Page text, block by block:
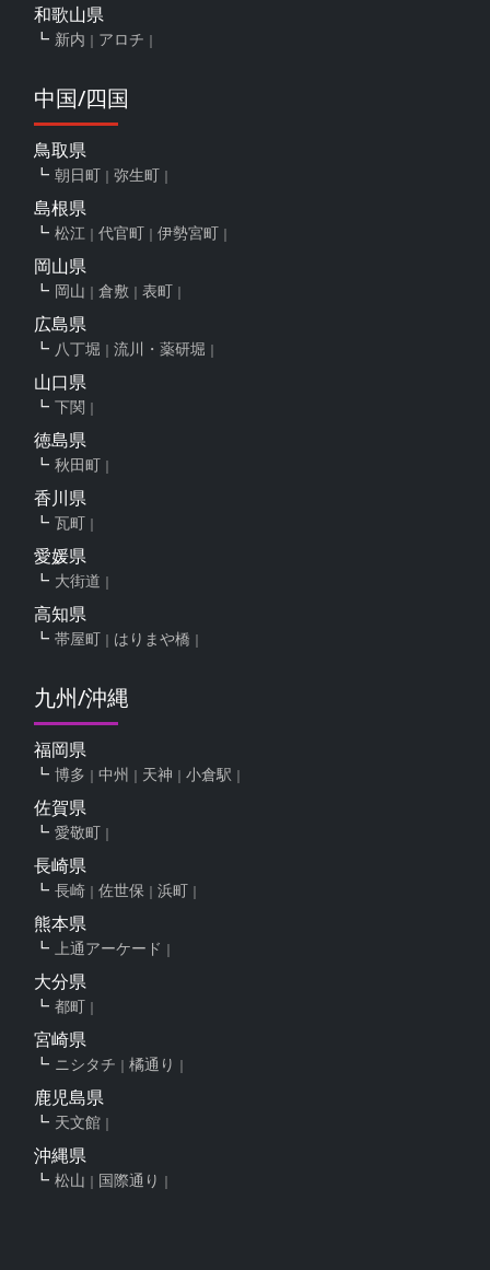
和歌山県
新内 アロチ
中国/四国
鳥取県
朝日町 弥生町
島根県
松江 代官町 伊勢宮町
岡山県
岡山 倉敷 表町
広島県
八丁堀 流川・薬研堀
山口県
下関
徳島県
秋田町
香川県
瓦町
愛媛県
大街道
高知県
帯屋町 はりまや橋
九州/沖縄
福岡県
博多 中州 天神 小倉駅
佐賀県
愛敬町
長崎県
長崎 佐世保 浜町
熊本県
上通アーケード
大分県
都町
宮崎県
ニシタチ 橘通り
鹿児島県
天文館
沖縄県
松山 国際通り